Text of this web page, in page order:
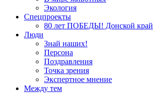
Экология
Спецпроекты
80 лет ПОБЕДЫ! Донской край
Люди
Знай наших!
Персона
Поздравления
Точка зрения
Экспертное мнение
Между тем